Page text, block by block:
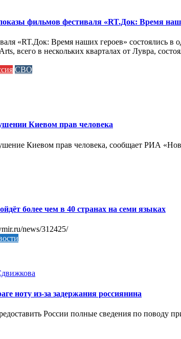
фильмов фестиваля «RT.Док: Время
«RT.Док: Время наших героев» состоялись в
всего в нескольких кварталах от Лувра,
СВО
Киевом прав человека
Киевом прав человека, сообщает РИА
более чем в 40 странах на семи языках
news/312425/
ноту из-за задержания россиянина
России полные сведения по поводу